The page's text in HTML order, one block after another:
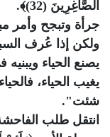
الصَّاغِرِينَ (32)﴾.
جرأة وتبجح وأمر
ولكن إذا عُرف
يصنع الحياء
يغيب الحياء،
شئت".
انتقل طلب